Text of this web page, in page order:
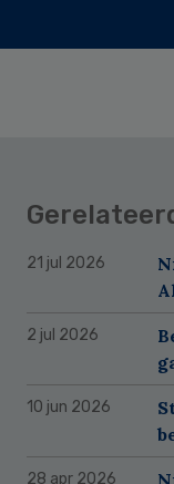
21 jul 2026
2 jul 2026
10 jun 2026
28 apr 2026